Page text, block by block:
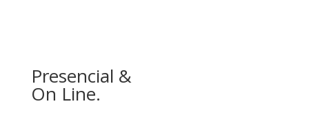
Presencial &
On Line.